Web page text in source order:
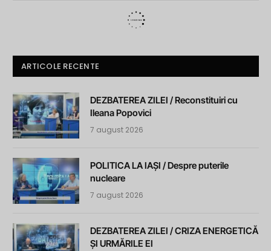
ARTICOLE RECENTE
DEZBATEREA ZILEI / Reconstituiri cu
Ileana Popovici
7 august 2026
POLITICA LA IAȘI / Despre puterile
nucleare
7 august 2026
DEZBATEREA ZILEI / CRIZA ENERGETICĂ
ȘI URMĂRILE EI